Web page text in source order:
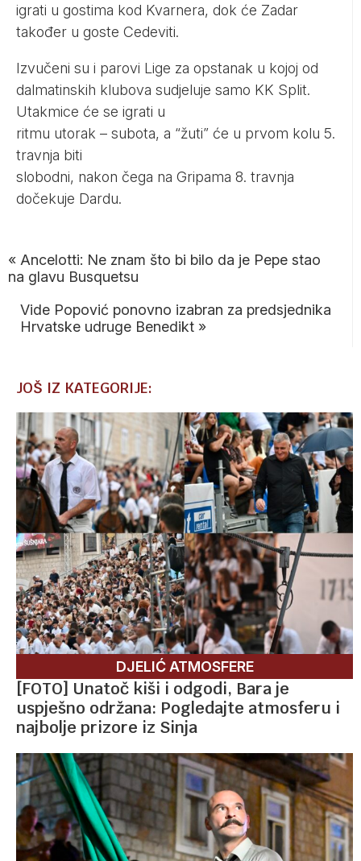
igrati u gostima kod Kvarnera, dok će Zadar
također u goste Cedeviti.
Izvučeni su i parovi Lige za opstanak u kojoj od
dalmatinskih klubova sudjeluje samo KK Split.
Utakmice će se igrati u
ritmu utorak – subota, a “žuti” će u prvom kolu 5.
travnja biti
slobodni, nakon čega na Gripama 8. travnja
dočekuje Dardu.
« Ancelotti: Ne znam što bi bilo da je Pepe stao
na glavu Busquetsu
Vide Popović ponovno izabran za predsjednika
Hrvatske udruge Benedikt »
JOŠ IZ KATEGORIJE:
DJELIĆ ATMOSFERE
[FOTO] Unatoč kiši i odgodi, Bara je
uspješno održana: Pogledajte atmosferu i
najbolje prizore iz Sinja